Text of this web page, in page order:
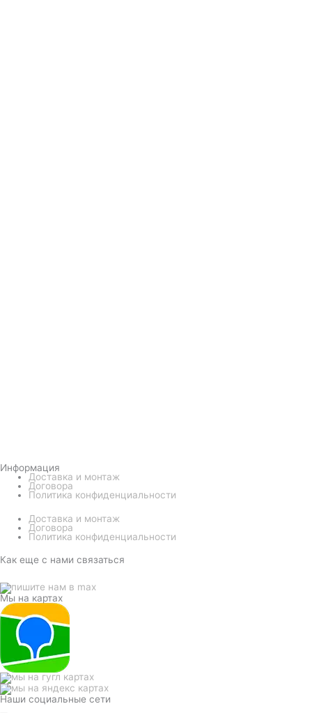
Информация
Доставка и монтаж
Договора
Политика конфиденциальности
Доставка и монтаж
Договора
Политика конфиденциальности
Как еще с нами связаться
Мы на картах
Наши социальные сети